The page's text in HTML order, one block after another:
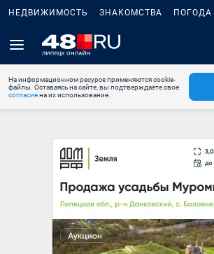
НЕДВИЖИМОСТЬ ЗНАКОМСТВА ПОГОДА
На информационном ресурсе применяются cookie-
файлы. Оставаясь на сайте, вы подтверждаете свое
согласиена их использование.